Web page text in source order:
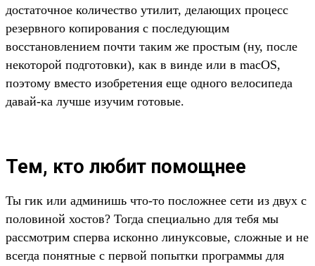
достаточное количество утилит, делающих процесс
резервного копирования с последующим
восстановлением почти таким же простым (ну, после
некоторой подготовки), как в винде или в macOS,
поэтому вместо изобретения еще одного велосипеда
давай-ка лучше изучим готовые.
Тем, кто любит помощнее
Ты гик или админишь что-то посложнее сети из двух с
половиной хостов? Тогда специально для тебя мы
рассмотрим сперва исконно линуксовые, сложные и не
всегда понятные с первой попытки программы для